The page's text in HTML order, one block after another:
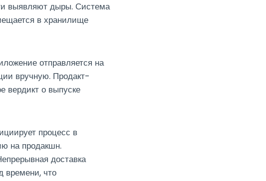
выявляют дыры. Система
в хранилище
отправляется на
вручную. Продакт-
вердикт о выпуске
процесс в
на продакшн.
доставка
времени, что